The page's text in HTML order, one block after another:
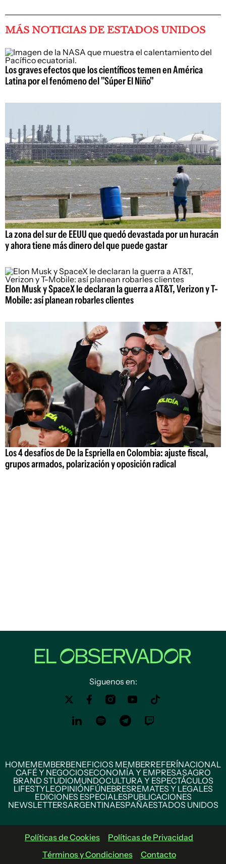
MÁS NOTICIAS DE ESTADOS UNIDOS
Los graves efectos que los científicos temen en América
Latina por el fenómeno del "Súper El Niño"
La zona del sur de EEUU que quedó devastada por un huracán
y ahora tiene más dinero del que puede gastar
Elon Musk y SpaceX le declaran la guerra a AT&T, Verizon y T-
Mobile: así planean robarles clientes
Los 4 desafíos de De la Espriella en Colombia: ajuste fiscal,
grupos armados, polarización y oposición radical
Siguenos en:
HOMEMEMBERBENEFICIOS MEMBERREFERÍNACIONAL
CAFÉ Y NEGOCIOSECONOMÍA Y EMPRESASAGRO
BRAND STUDIOMUNDOCULTURA Y ESPECTÁCULOS
LIFESTYLEOPINIÓNFÚNEBRESREMATES Y LEGALES
EDICIONES ESPECIALESPUBLICACIONES
NEWSLETTERSARGENTINAESPAÑAESTADOS UNIDOS
Políticas de Cookies
Políticas de Privacidad
Términos y Condiciones
Contacto